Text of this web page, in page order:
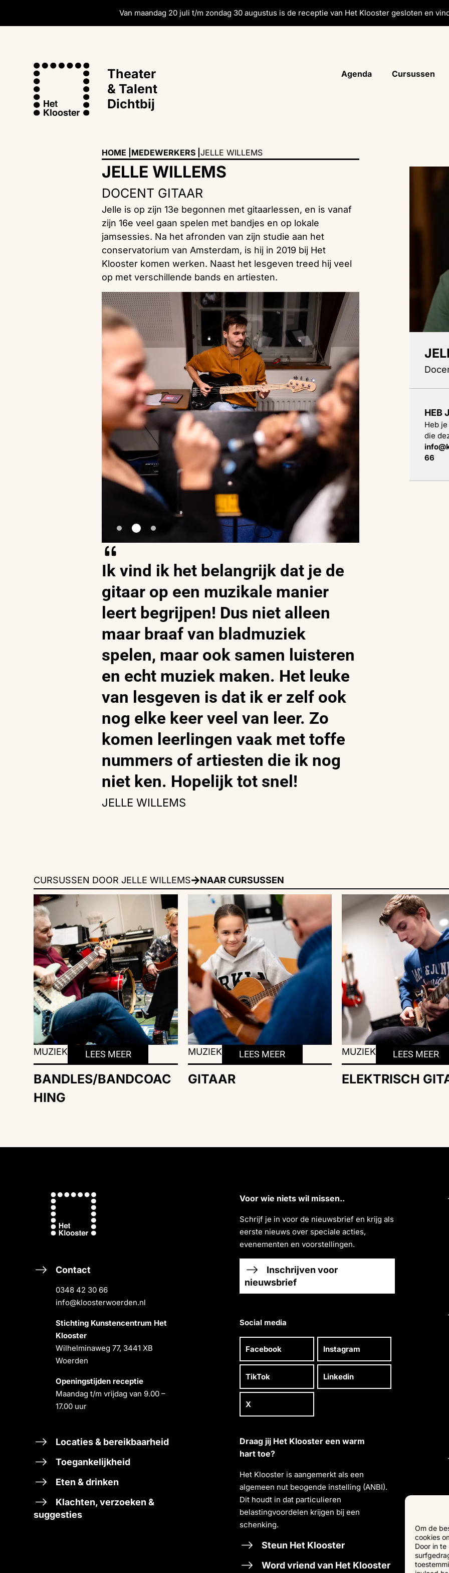
Om de
cookies
Door in
Van maandag 20 juli t/m zondag 30 augustus is de receptie van Het Klooster gesloten en
Theater
& Talent
Dichtbij
Agenda Cursussen
HOME | MEDEWERKERS | JELLE WILLEMS
JELLE WILLEMS
DOCENT GITAAR
Jelle is op zijn 13e begonnen met gitaarlessen, en is vanaf
zijn 16e veel gaan spelen met bandjes en op lokale
jamsessies. Na het afronden van zijn studie aan het
conservatorium van Amsterdam, is hij in 2019 bij Het
Klooster komen werken. Naast het lesgeven treed hij veel
op met verschillende bands en artiesten.
Ik vind ik het belangrijk dat je de
gitaar op een muzikale manier
leert begrijpen! Dus niet alleen
maar braaf van bladmuziek
spelen, maar ook samen luisteren
en echt muziek maken. Het leuke
van lesgeven is dat ik er zelf ook
nog elke keer veel van leer. Zo
komen leerlingen vaak met toffe
nummers of artiesten die ik nog
niet ken. Hopelijk tot snel!
JELLE WILLEMS
HEB
Heb
die
66
CURSUSSEN DOOR JELLE WILLEMS NAAR CURSUSSEN
MUZIEK LEES MEER
BANDLES/BANDCOAC
HING
MUZIEK LEES MEER
GITAAR
MUZIEK LEES MEER
ELEKTRISCH
Contact
0348 42 30 66
info@kloosterwoerden.nl
Stichting Kunstencentrum Het
Klooster
Wilhelminaweg 77, 3441 XB
Woerden
Openingstĳden receptie
Maandag t/m vrĳdag van 9.00 –
17.00 uur
Locaties & bereikbaarheid
Toegankelijkheid
Eten & drinken
Klachten, verzoeken &
suggesties
Voor wie niets wil missen..
Schrĳf je in voor de nieuwsbrief en krĳg als
eerste nieuws over speciale acties,
evenementen en voorstellingen.
Inschrijven voor
nieuwsbrief
Social media
Facebook Instagram
TikTok Linkedin
X
Draag jij Het Klooster een warm
hart toe?
Het Klooster is aangemerkt als een
algemeen nut beogende instelling (ANBI).
Dit houdt in dat particulieren
belastingvoordelen krĳgen bĳ een
schenking.
Steun Het Klooster
Word vriend van Het Klooster